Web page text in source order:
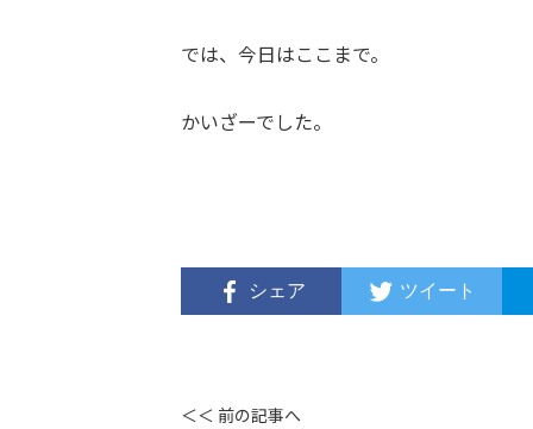
では、今日はここまで。
かいざーでした。
シェア ツイート
＜＜ 前の記事へ